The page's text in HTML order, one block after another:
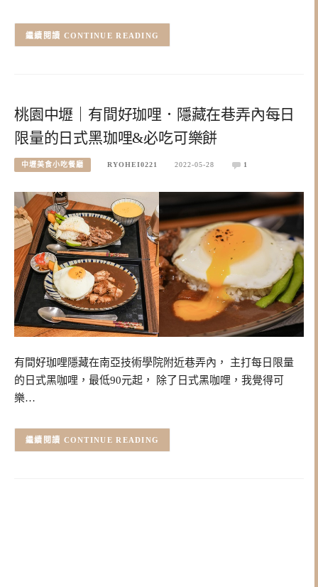
CONTINUE READING
桃園中壢｜有間好珈哩．隱藏在巷弄內每日
限量的日式黑珈哩&必吃可樂餅
中壢美食小吃餐廳 RYOHEI0221 2022-05-28 1
有間好珈哩隱藏在南亞技術學院附近巷弄內， 主打每日限量
的日式黑咖哩，最低90元起， 除了日式黑咖哩，我覺得可
樂…
CONTINUE READING